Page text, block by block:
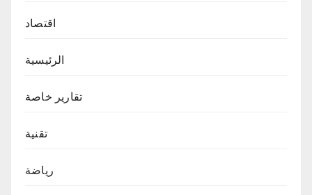
اقتصاد
الرئيسية
تقارير خاصة
تقنية
رياضة